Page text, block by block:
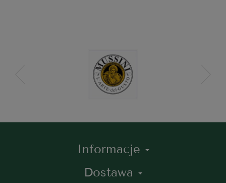
Informacje
Dostawa